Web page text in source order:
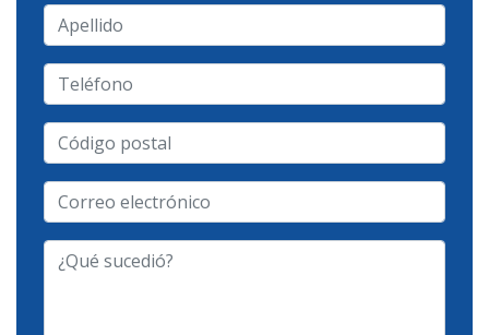
Apellido
Teléfono
Código
postal
Correo
electrónico
¿Qué